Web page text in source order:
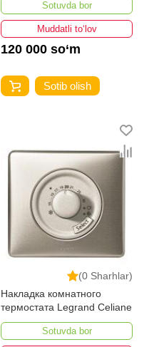
Sotuvda bor
Muddatli to‘lov
120 000 so‘m
Sotib olish
(0 Sharhlar)
Накладка комнатного
термостата Legrand Celiane
Sotuvda bor